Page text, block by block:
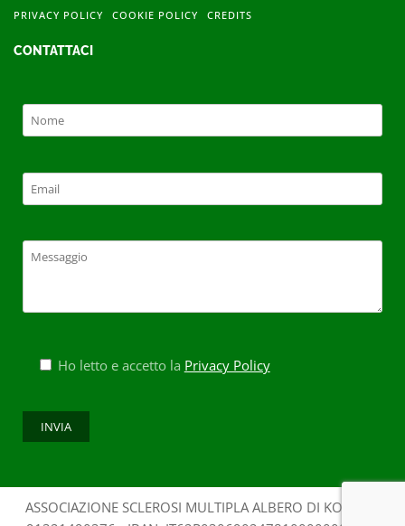
PRIVACY POLICY COOKIE POLICY CREDITS
CONTATTACI
Ho letto e accetto la Privacy Policy
ASSOCIAZIONE SCLEROSI MULTIPLA ALBERO DI KOS - CF: